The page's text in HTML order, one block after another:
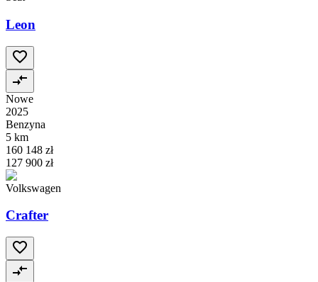
Leon
Nowe
2025
Benzyna
5 km
160 148 zł
127 900 zł
Volkswagen
Crafter